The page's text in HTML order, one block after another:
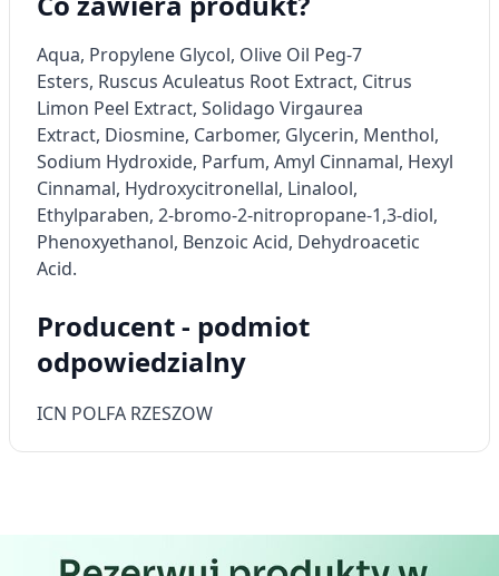
Aqua, Propylene Glycol, Olive Oil Peg-7
Esters, Ruscus Aculeatus Root Extract, Citrus
Limon Peel Extract, Solidago Virgaurea
Extract, Diosmine, Carbomer, Glycerin, Menthol,
Sodium Hydroxide, Parfum, Amyl Cinnamal, Hexyl
Cinnamal, Hydroxycitronellal, Linalool,
Ethylparaben, 2-bromo-2-nitropropane-1,3-diol,
Phenoxyethanol, Benzoic Acid, Dehydroacetic
Acid.
Producent - podmiot
odpowiedzialny
ICN POLFA RZESZOW
spersonalizowanych treści
Pomiar efektywności reklam
Pomiar efektywności treści
Rozumienie odbiorców dzięki statystyce lub
kombinacji danych z różnych źródeł
Rozwój i ulepszanie usług
Wykorzystywanie ograniczonych danych do
wyboru treści
Funkcje specjalne IAB:
Użycie dokładnych danych
geolokalizacyjnych
Identyfikowanie urządzeń na podstawie